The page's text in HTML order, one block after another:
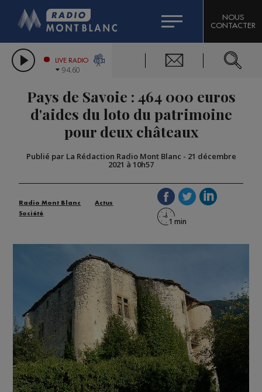
LES CHRONIQUES DE L'EXPERT
CITIZEN MACHINERY
GRAND MASSIF DOMAINES SKIABLES
BIGARD
COMPAGNIE DU MONT-BLANC
NOUS
CONTACTER
LIVE RADIO
94.60
Pays de Savoie : 464 000 euros
d'aides du loto du patrimoine
pour deux châteaux
Publié par La Rédaction Radio Mont Blanc - 21 décembre
2021 à 10h57
Radio Mont Blanc
Actus
Société